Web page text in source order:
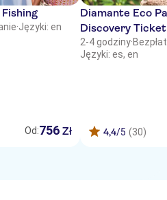
·Języki: en
Od:756 Zł
Diamante Eco
Discovery Ticket
2-4 godziny·
Języki: es, en
4,4/5 (30)